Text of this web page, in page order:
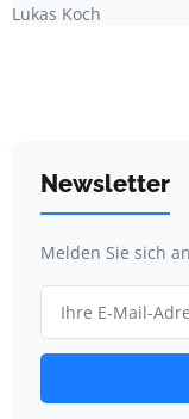
Lukas Koch
Newsletter
Melden Sie sich